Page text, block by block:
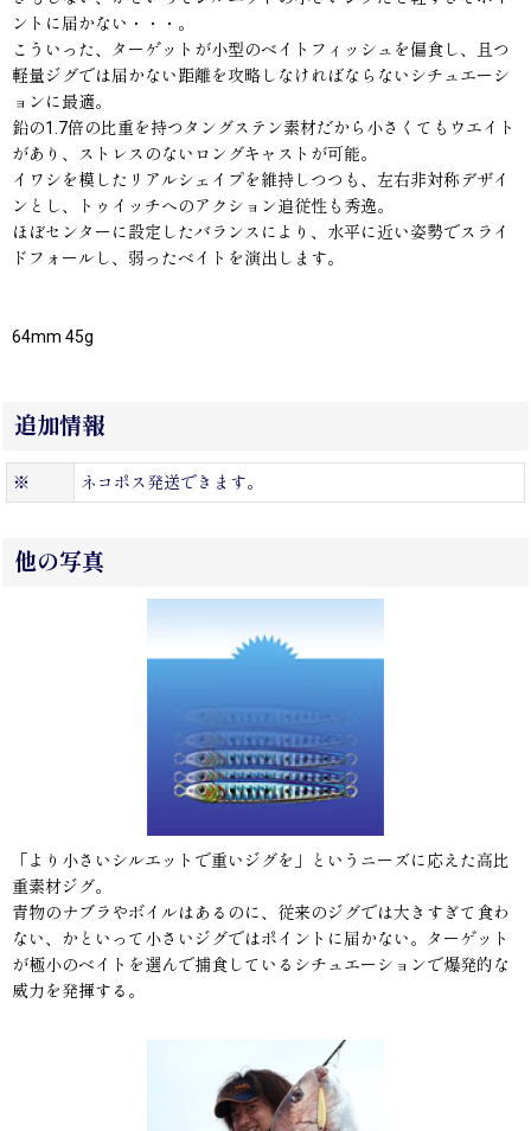
ントに届かない・・・。
こういった、ターゲットが小型のベイトフィッシュを偏食し、且つ
軽量ジグでは届かない距離を攻略しなければならないシチュエーシ
ョンに最適。
鉛の1.7倍の比重を持つタングステン素材だから小さくてもウエイト
があり、ストレスのないロングキャストが可能。
イワシを模したリアルシェイプを維持しつつも、左右非対称デザイ
ンとし、トゥイッチへのアクション追従性も秀逸。
ほぼセンターに設定したバランスにより、水平に近い姿勢でスライ
ドフォールし、弱ったベイトを演出します。
64mm 45g
追加情報
※ ネコポス発送できます。
他の写真
「より小さいシルエットで重いジグを」というニーズに応えた高比
重素材ジグ。
青物のナブラやボイルはあるのに、従来のジグでは大きすぎて食わ
ない、かといって小さいジグではポイントに届かない。ターゲット
が極小のベイトを選んで捕食しているシチュエーションで爆発的な
威力を発揮する。